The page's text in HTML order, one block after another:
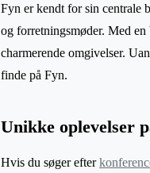
Fyn er kendt for sin centrale
og forretningsmøder. Med
charmerende omgivelser.
finde på Fyn.
Unikke oplevelser
Hvis du søger efter